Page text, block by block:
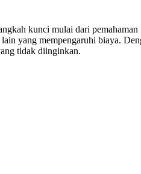
kunci mulai dari
yang mempengaruhi biaya.
tidak diinginkan.